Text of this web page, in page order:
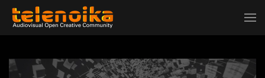
Ir al contenido principal